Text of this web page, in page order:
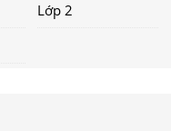
Lớp 2